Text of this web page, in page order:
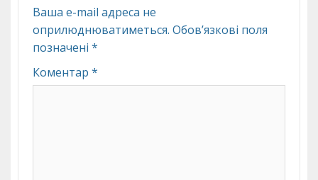
Ваша e-mail адреса не
оприлюднюватиметься. Обов’язкові поля
позначені *
Коментар *